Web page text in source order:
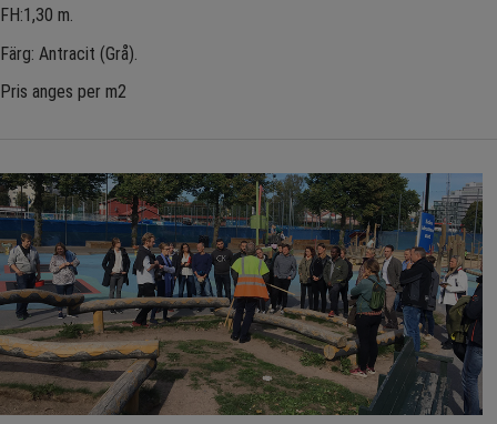
FH:1,30 m.
Färg: Antracit (Grå).
Pris anges per m2